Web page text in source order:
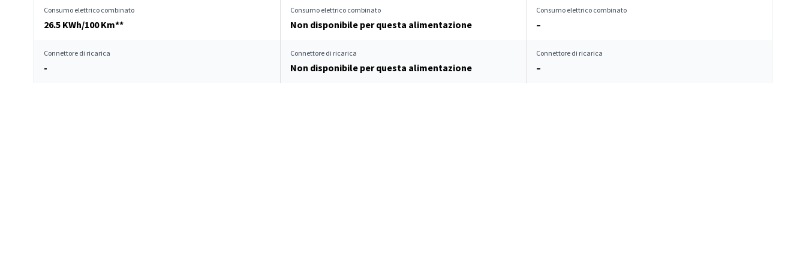
Consumo elettrico combinato
26.5 KWh/100 Km**
Consumo elettrico combinato
Non disponibile per questa alimentazione
Consumo elettrico combinato
–
Connettore di ricarica
-
Connettore di ricarica
Non disponibile per questa alimentazione
Connettore di ricarica
–